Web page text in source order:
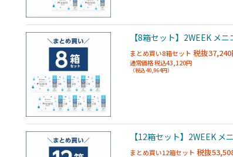
【8箱セット】2WEEK メ
まとめ買い8箱セット 税抜
通常価格 税込43,120円
（税込40,964円）
【12箱セット】2WEEK
まとめ買い12箱セット 税抜